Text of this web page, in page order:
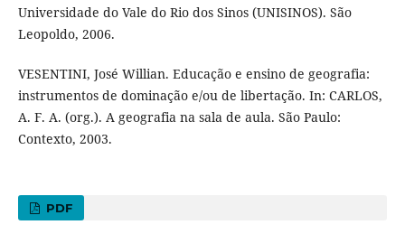
Universidade do Vale do Rio dos Sinos (UNISINOS). São
Leopoldo, 2006.
VESENTINI, José Willian. Educação e ensino de geografia:
instrumentos de dominação e/ou de libertação. In: CARLOS,
A. F. A. (org.). A geografia na sala de aula. São Paulo:
Contexto, 2003.
PDF